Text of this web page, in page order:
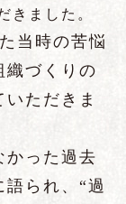
きました。
当時の苦悩
織づくりの
ただきま
かった過去
られ、“過